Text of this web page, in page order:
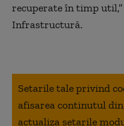
recuperate în timp
Infrastructură.
Setarile tale privind
afisarea continutul
actualiza setarile